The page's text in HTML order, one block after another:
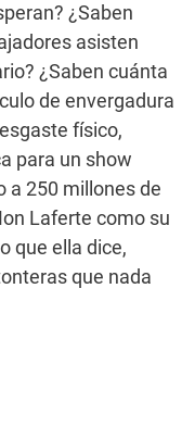
¿Saben
asisten
¿Saben cuánta
de envergadura
físico,
para un show
a 250 millones de
Laferte como su
que ella dice,
que nada